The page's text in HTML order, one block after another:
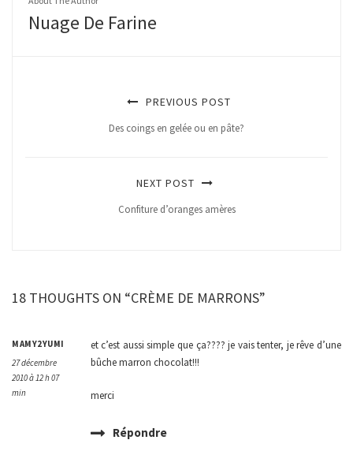
Nuage De Farine
PREVIOUS POST
Des coings en gelée ou en pâte?
NEXT POST
Confiture d’oranges amères
18 THOUGHTS ON “CRÈME DE MARRONS”
MAMY2YUMI
27 décembre
2010 à 12 h 07
min
et c’est aussi simple que ça???? je vais tenter, je rêve d’une
bûche marron chocolat!!!
merci
Répondre